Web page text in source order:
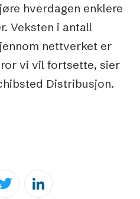
hverdagen enklere
Veksten i antall
nettverket er
vi vil fortsette, sier
Distribusjon.